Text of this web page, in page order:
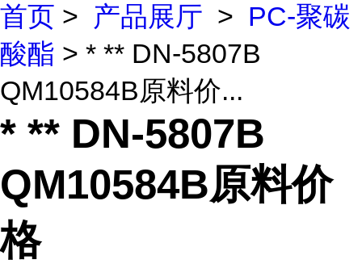
首页 > 产品展厅 > PC-聚碳
酸酯 > * ** DN-5807B
QM10584B原料价...
* ** DN-5807B
QM10584B原料价
格